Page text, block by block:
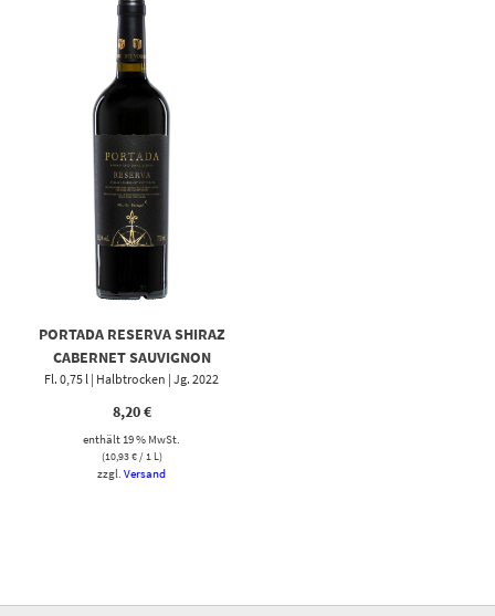
PORTADA RESERVA SHIRAZ
CABERNET SAUVIGNON
Fl. 0,75 l | Halbtrocken | Jg. 2022
8,20€
enthält 19 % MwSt.
(10,93€/ 1 L)
zzgl.Versand